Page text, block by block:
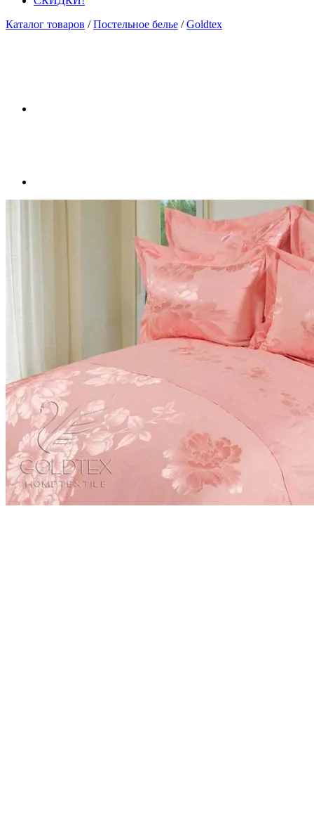
Каталог товаров / Постельное белье / Goldtex